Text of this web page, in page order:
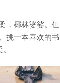
椰林婆娑。
挑一本喜欢的